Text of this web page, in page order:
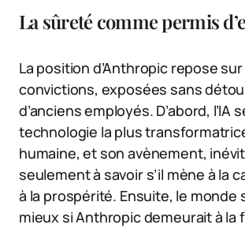
La sûreté comme permis
La position d’Anthropic repose
convictions, exposées sans
d’anciens employés. D’abord, l’IA
technologie la plus
humaine, et son avènement,
seulement à savoir s’il mène à la
à la prospérité. Ensuite, le monde
mieux si Anthropic demeurait à la